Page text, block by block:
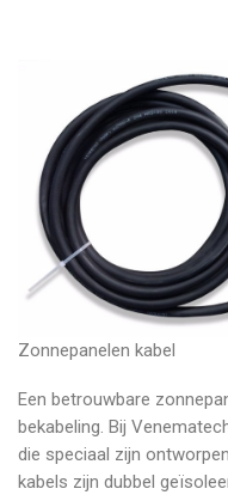
Zonnepanelen kabel
Een betrouwbare
bekabeling. Bij
die speciaal zijn
kabels zijn dubbel